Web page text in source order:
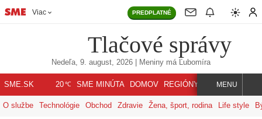
Viac PREDPLATNÉ
Tlačové správy
Nedeľa, 9. august, 2026 | Meniny má Ľubomíra
SME.SK 20℃ SME MINÚTA DOMOV REGIÓNY INDEX SVET
MENU
O službe Technológie Obchod Zdravie Žena, šport, rodina Life style